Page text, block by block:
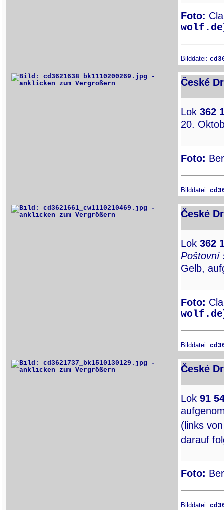
Foto:
wolf.de
Bilddatei:
České
Lok 362
20.
Foto:
Bilddatei:
České
Lok 362
Poštovní
Gelb,
Foto:
wolf.de
Bilddatei:
České
Lok 91
(links
darauf
Foto:
Bilddatei: